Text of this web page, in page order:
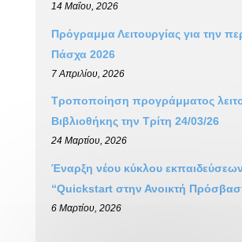
14 Μαΐου, 2026
Πρόγραμμα Λειτουργίας για την
Πάσχα 2026
7 Απριλίου, 2026
Τροποποίηση προγράμματος
Βιβλιοθήκης την Τρίτη 24/03/26
24 Μαρτίου, 2026
Έναρξη νέου κύκλου
“Quickstart στην Ανοικτή
6 Μαρτίου, 2026